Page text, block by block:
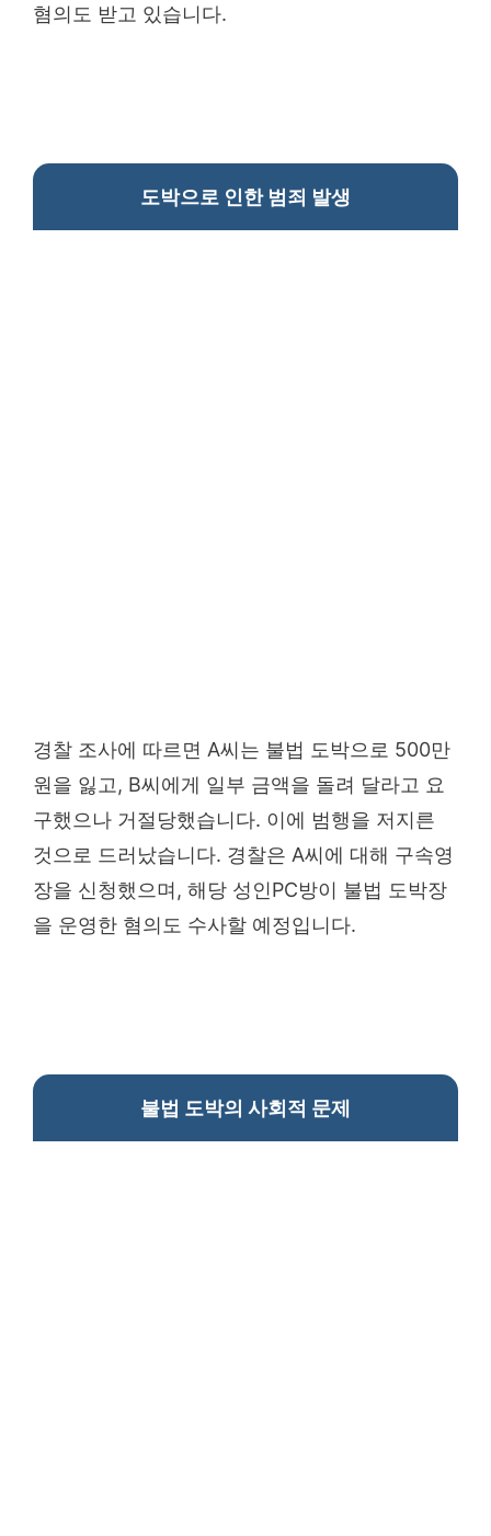
혐의도 받고 있습니다.
도박으로 인한 범죄 발생
경찰 조사에 따르면 A씨는 불법 도박으로 500만
원을 잃고, B씨에게 일부 금액을 돌려 달라고 요
구했으나 거절당했습니다. 이에 범행을 저지른
것으로 드러났습니다. 경찰은 A씨에 대해 구속영
장을 신청했으며, 해당 성인PC방이 불법 도박장
을 운영한 혐의도 수사할 예정입니다.
불법 도박의 사회적 문제